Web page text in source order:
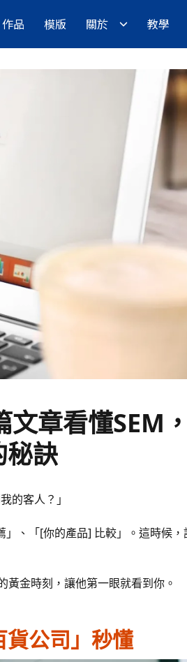
作品 模版 關於 教學
章看懂SEM
秘訣
的客人？」
、「[你的產品] 比較」。這時候，
金時刻，讓他第一眼就看到你。
公司」秒懂